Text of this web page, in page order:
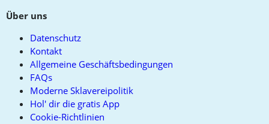
Über uns
Datenschutz
Kontakt
Allgemeine Geschäftsbedingungen
FAQs
Moderne Sklavereipolitik
Hol' dir die gratis App
Cookie-Richtlinien